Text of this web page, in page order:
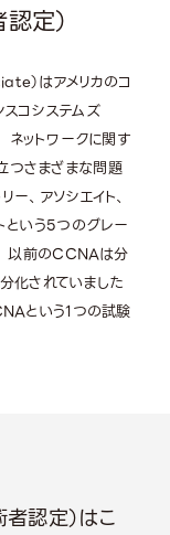
定）
はアメリカのコ
コシステムズ
ットワークに関す
つさまざまな問題
、アソシエイト、
という5つのグレー
以前のCCNAは分
されていました
という1つの試験
認定）はこ